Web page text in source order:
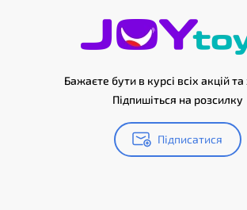
Бажаєте бути в курсі всіх акцій
Підпишіться на розсилку
Підписатися